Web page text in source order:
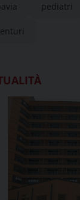
pediatri